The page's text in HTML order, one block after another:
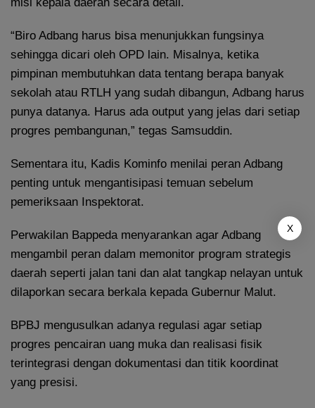
“Biro Adbang harus bisa menunjukkan fungsinya
sehingga dicari oleh OPD lain. Misalnya, ketika
pimpinan membutuhkan data tentang berapa banyak
sekolah atau RTLH yang sudah dibangun, Adbang harus
punya datanya. Harus ada output yang jelas dari setiap
progres pembangunan,” tegas Samsuddin.
Sementara itu, Kadis Kominfo menilai peran Adbang
penting untuk mengantisipasi temuan sebelum
pemeriksaan Inspektorat.
Perwakilan Bappeda menyarankan agar Adbang
mengambil peran dalam memonitor program strategis
daerah seperti jalan tani dan alat tangkap nelayan untuk
dilaporkan secara berkala kepada Gubernur Malut.
BPBJ mengusulkan adanya regulasi agar setiap
progres pencairan uang muka dan realisasi fisik
terintegrasi dengan dokumentasi dan titik koordinat
yang presisi.
X